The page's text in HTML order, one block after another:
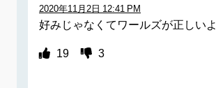
2020年11月2日 12:41 PM
好みじゃなくてワールズが正しいよ
19 3